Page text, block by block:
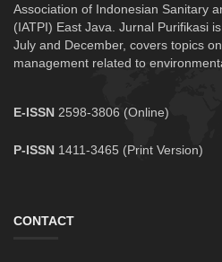
Association of Indonesian Sanitary
(IATPI) East Java. Jurnal Purifikasi
July and December, covers topics
management related to
E-ISSN 2598-3806 (Online)
P-ISSN 1411-3465 (Print Version)
CONTACT